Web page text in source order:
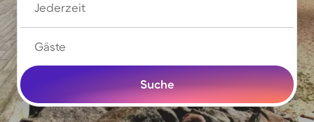
Jederzeit
Gäste
Suche